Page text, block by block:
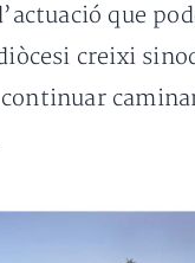
que
creixi